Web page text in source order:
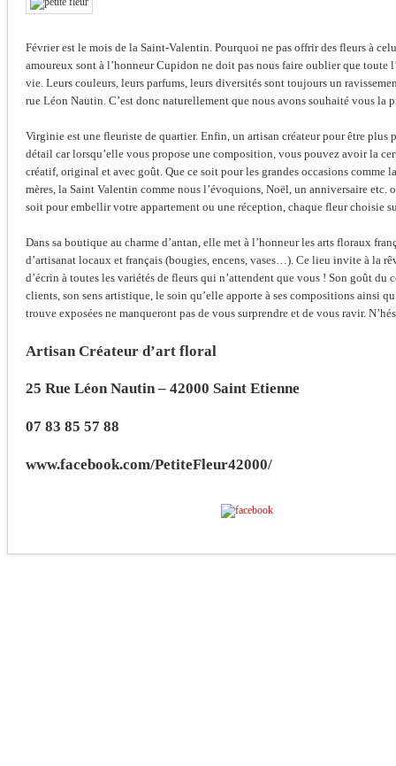
Février est le mois de la Saint-Valentin. Pourquoi ne pas offrir des fleurs à
amoureux sont à l’honneur Cupidon ne doit pas nous faire oublier que toute
vie. Leurs couleurs, leurs parfums, leurs diversités sont toujours un
rue Léon Nautin. C’est donc naturellement que nous avons souhaité vous la
Virginie est une fleuriste de quartier. Enfin, un artisan créateur pour être plus
détail car lorsqu’elle vous propose une composition, vous pouvez avoir la
créatif, original et avec goût. Que ce soit pour les grandes occasions comme
mères, la Saint Valentin comme nous l’évoquions, Noël, un anniversaire etc.
soit pour embellir votre appartement ou une réception, chaque fleur choisie
Dans sa boutique au charme d’antan, elle met à l’honneur les arts floraux
d’artisanat locaux et français (bougies, encens, vases…). Ce lieu invite à la
d’écrin à toutes les variétés de fleurs qui n’attendent que vous ! Son goût du
clients, son sens artistique, le soin qu’elle apporte à ses compositions ainsi
trouve exposées ne manqueront pas de vous surprendre et de vous ravir.
Artisan Créateur d’art floral
25 Rue Léon Nautin – 42000 Saint Etienne
07 83 85 57 88
www.facebook.com/PetiteFleur42000/